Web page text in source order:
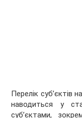
Перелік суб’єктів
наводиться у
суб’єктами,